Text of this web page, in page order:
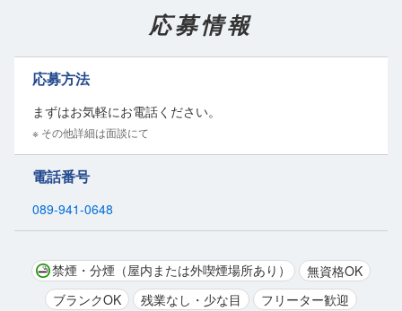
応募情報
応募方法
まずはお気軽にお電話ください。
※ その他詳細は面談にて
電話番号
089-941-0648
禁煙・分煙（屋内または外喫煙場所あり）
無資格OK
ブランクOK
残業なし・少な目
フリーター歓迎